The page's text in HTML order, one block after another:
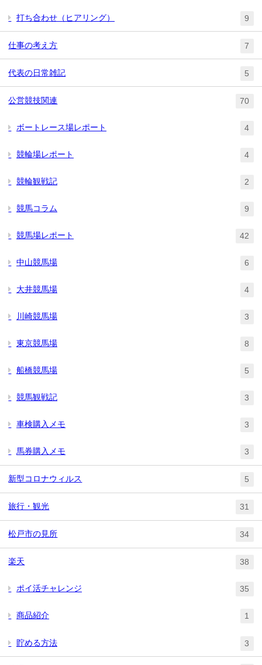
打ち合わせ（ヒアリング） 9
仕事の考え方 7
代表の日常雑記 5
公営競技関連 70
ボートレース場レポート 4
競輪場レポート 4
競輪観戦記 2
競馬コラム 9
競馬場レポート 42
中山競馬場 6
大井競馬場 4
川崎競馬場 3
東京競馬場 8
船橋競馬場 5
競馬観戦記 3
車検購入メモ 3
馬券購入メモ 3
新型コロナウィルス 5
旅行・観光 31
松戸市の見所 34
楽天 38
ポイ活チャレンジ 35
商品紹介 1
貯める方法 3